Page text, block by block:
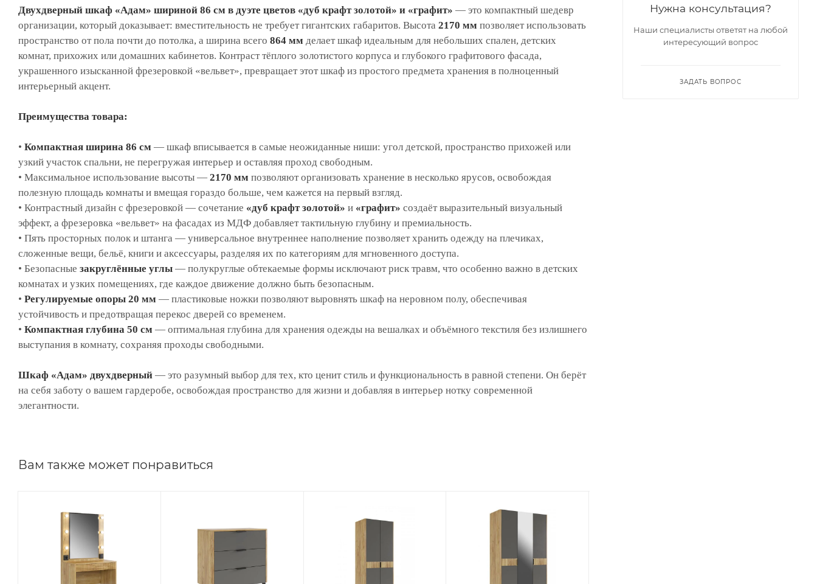
Двухдверный шкаф «Адам» шириной 86 см в дуэте цветов «дуб крафт золотой» и «графит» — это компактный шедевр
организации, который доказывает: вместительность не требует гигантских габаритов. Высота 2170 мм позволяет использовать
пространство от пола почти до потолка, а ширина всего 864 мм делает шкаф идеальным для небольших спален, детских
комнат, прихожих или домашних кабинетов. Контраст тёплого золотистого корпуса и глубокого графитового фасада,
украшенного изысканной фрезеровкой «вельвет», превращает этот шкаф из простого предмета хранения в полноценный
интерьерный акцент.
Преимущества товара:
• Компактная ширина 86 см — шкаф вписывается в самые неожиданные ниши: угол детской, пространство прихожей или
узкий участок спальни, не перегружая интерьер и оставляя проход свободным.
• Максимальное использование высоты — 2170 мм позволяют организовать хранение в несколько ярусов, освобождая
полезную площадь комнаты и вмещая гораздо больше, чем кажется на первый взгляд.
• Контрастный дизайн с фрезеровкой — сочетание «дуб крафт золотой» и «графит» создаёт выразительный визуальный
эффект, а фрезеровка «вельвет» на фасадах из МДФ добавляет тактильную глубину и премиальность.
• Пять просторных полок и штанга — универсальное внутреннее наполнение позволяет хранить одежду на плечиках,
сложенные вещи, бельё, книги и аксессуары, разделяя их по категориям для мгновенного доступа.
• Безопасные закруглённые углы — полукруглые обтекаемые формы исключают риск травм, что особенно важно в детских
комнатах и узких помещениях, где каждое движение должно быть безопасным.
• Регулируемые опоры 20 мм — пластиковые ножки позволяют выровнять шкаф на неровном полу, обеспечивая
устойчивость и предотвращая перекос дверей со временем.
• Компактная глубина 50 см — оптимальная глубина для хранения одежды на вешалках и объёмного текстиля без излишнего
выступания в комнату, сохраняя проходы свободными.
Шкаф «Адам» двухдверный — это разумный выбор для тех, кто ценит стиль и функциональность в равной степени. Он берёт
на себя заботу о вашем гардеробе, освобождая пространство для жизни и добавляя в интерьер нотку современной
элегантности.
Вам также может понравиться
Нужна консультация?
Наши специалисты ответят на любой
интересующий вопрос
ЗАДАТЬ ВОПРОС